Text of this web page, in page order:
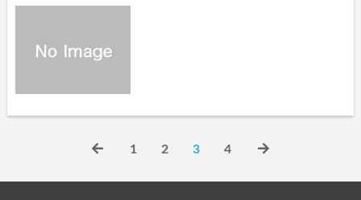
1 2 3 4